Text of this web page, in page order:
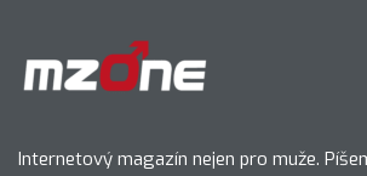
Internetový magazín nejen pro muže.